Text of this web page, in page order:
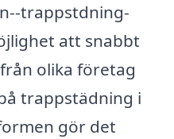
trappstdning-
att snabbt
olika företag
trappstädning i
gör det